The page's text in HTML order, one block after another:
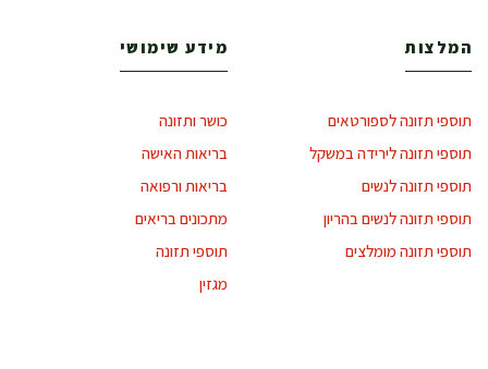
המלצות
תוספי תזונה לספורטאים
תוספי תזונה לירידה במשקל
תוספי תזונה לנשים
תוספי תזונה לנשים בהריון
תוספי תזונה מומלצים
מידע שימושי
כושר ותזונה
בריאות האישה
בריאות ורפואה
מתכונים בריאים
תוספי תזונה
מגזין